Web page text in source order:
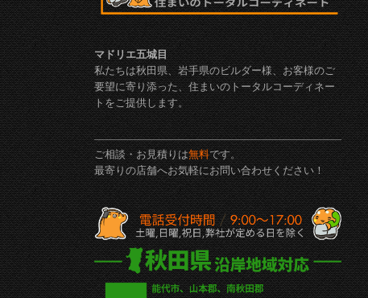
マドリエ五城目
私たちは秋田県、岩手県のビルダー様、お客様のご
要望に寄り添った、住まいのトータルコーディネー
トをご提供します。
ご相談・お見積りは無料です。
最寄りの店舗へお気軽にお問い合わせください！